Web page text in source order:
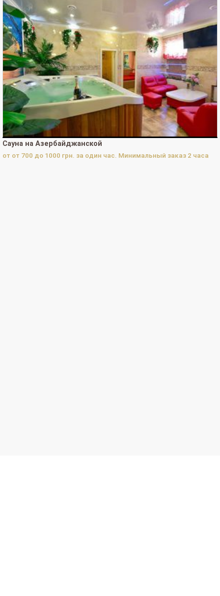
Просмотров телефона на Сайте-визитке за 30 дней:
Просмотров телефона на Сайте-визитке за 365 дней:7
Просмотров телефона в каталоге за сегодня:
0
Просмотров телефона в каталоге за 30 дней:
0
Просмотров телефона в каталоге за 365 дней:
4
ВОЙТИ В "КАБИНЕТ СОБСТВЕННИКА"
Сауна на Азербайджанской
от от 700 до 1000 грн. за один час. Минимальный заказ 2 часа